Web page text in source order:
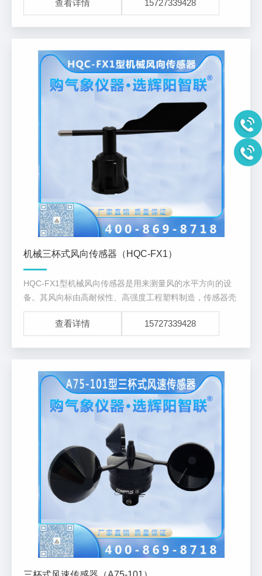
品主要用于：气象观测;环境控制;露点测
查看详情 15727339428
机械三杯式风向传感器（HQC-FX1）
HQC-FX1型机械风向传感器是用来测量风的水平方向的设
备。其风向标由高耐候性、高强度工程塑料制造，传感器壳
体使用ABS工程塑料成形，上下壳体由橡胶O型圈密封。
查看详情 15727339428